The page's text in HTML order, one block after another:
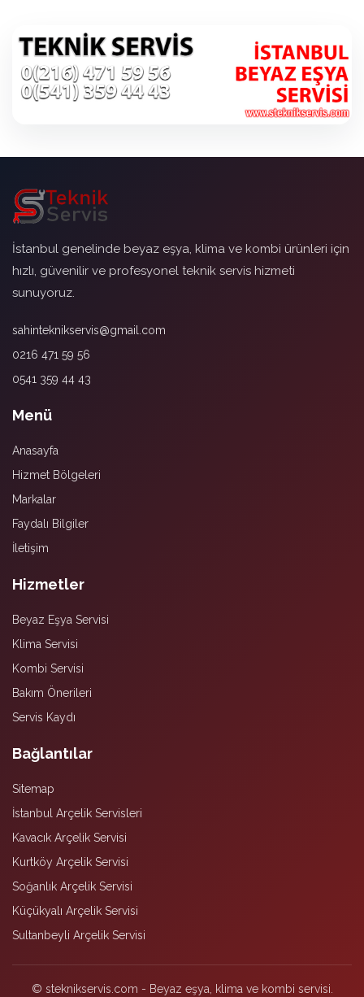
İstanbul genelinde beyaz eşya, klima ve kombi ürünleri için
hızlı, güvenilir ve profesyonel teknik servis hizmeti
sunuyoruz.
sahinteknikservis@gmail.com
0216 471 59 56
0541 359 44 43
Menü
Anasayfa
Hizmet Bölgeleri
Markalar
Faydalı Bilgiler
İletişim
Hizmetler
Beyaz Eşya Servisi
Klima Servisi
Kombi Servisi
Bakım Önerileri
Servis Kaydı
Bağlantılar
Sitemap
İstanbul Arçelik Servisleri
Kavacık Arçelik Servisi
Kurtköy Arçelik Servisi
Soğanlık Arçelik Servisi
Küçükyalı Arçelik Servisi
Sultanbeyli Arçelik Servisi
© steknikservis.com - Beyaz eşya, klima ve kombi servisi.